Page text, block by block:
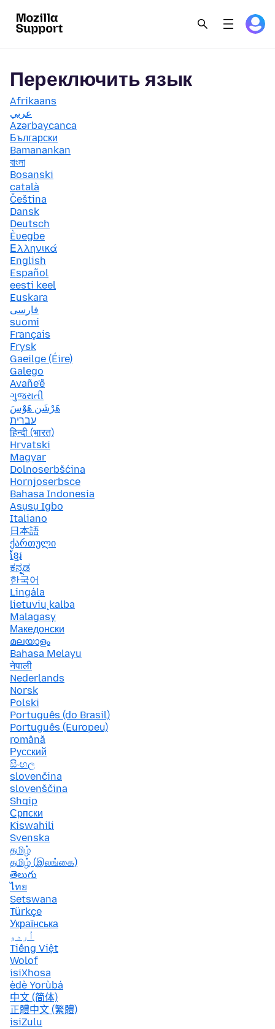
Переключить язык
Afrikaans
عربي
Azərbaycanca
Български
Bamanankan
বাংলা
Bosanski
català
Čeština
Dansk
Deutsch
Èʋegbe
Ελληνικά
English
Español
eesti keel
Euskara
فارسی
suomi
Français
Frysk
Gaeilge (Éire)
Galego
Avañe'ẽ
ગુજરાતી
هَرْشَن هَوْسَ
עברית
हिन्दी (भारत)
Hrvatski
Magyar
Dolnoserbšćina
Hornjoserbsce
Bahasa Indonesia
Asụsụ Igbo
Italiano
日本語
ქართული
ខ្មែរ
ಕನ್ನಡ
한국어
Lingála
lietuvių kalba
Malagasy
Македонски
മലയാളം
Bahasa Melayu
नेपाली
Nederlands
Norsk
Polski
Português (do Brasil)
Português (Europeu)
română
Русский
සිංහල
slovenčina
slovenščina
Shqip
Српски
Kiswahili
Svenska
தமிழ்
தமிழ் (இலங்கை)
తెలుగు
ไทย
Setswana
Türkçe
Українська
اُردو
Tiếng Việt
Wolof
isiXhosa
èdè Yorùbá
中文 (简体)
正體中文 (繁體)
isiZulu